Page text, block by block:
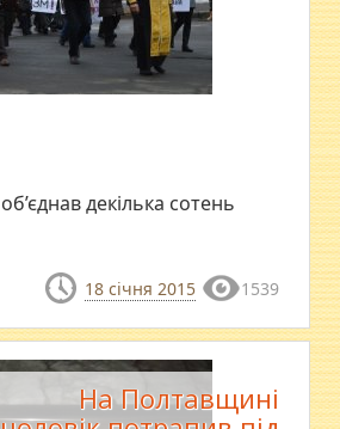
декілька сотень
18 січня 2015 1539
На Полтавщині